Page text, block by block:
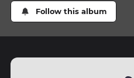
Follow this album